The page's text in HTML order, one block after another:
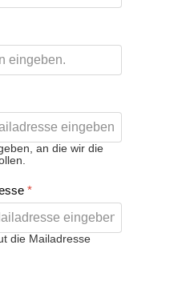
an die wir die
*
die Mailadresse